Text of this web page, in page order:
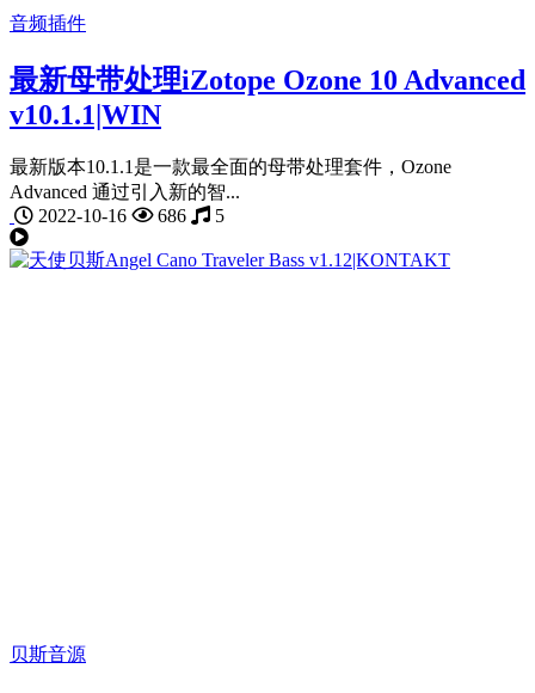
音频插件
最新母带处理iZotope Ozone 10 Advanced
v10.1.1|WIN
最新版本10.1.1是一款最全面的母带处理套件，Ozone
Advanced 通过引入新的智...
2022-10-16
686 5
贝斯音源